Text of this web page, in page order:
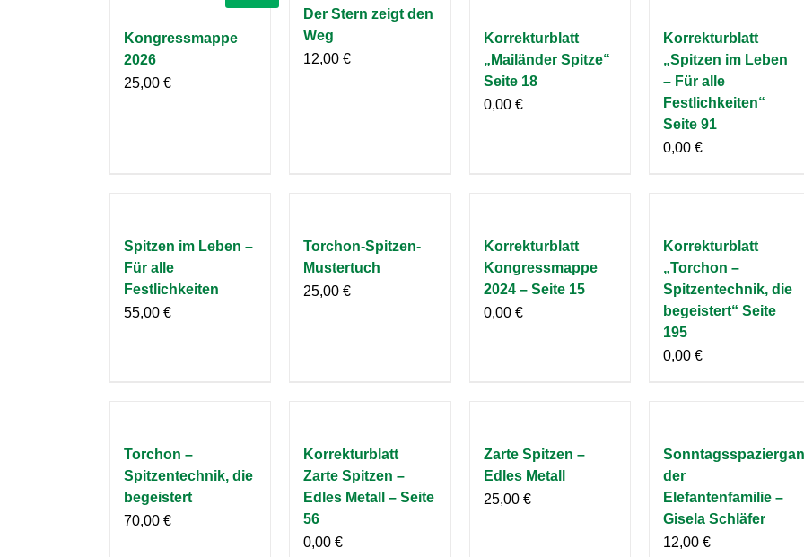
Kongressmappe
2026
25,00 €
Der Stern zeigt den
Weg
12,00€
Korrekturblatt
„Mailänder Spitze“
Seite 18
0,00 €
Korrekturblatt
„Spitzen im Leben
– Für alle
Festlichkeiten“
Seite 91
0,00 €
Spitzen im Leben –
Für alle
Festlichkeiten
55,00 €
Torchon-Spitzen-
Mustertuch
25,00€
Korrekturblatt
Kongressmappe
2024 – Seite 15
0,00 €
Korrekturblatt
„Torchon –
Spitzentechnik, die
begeistert“ Seite
195
0,00 €
Torchon –
Spitzentechnik, die
begeistert
70,00 €
Korrekturblatt
Zarte Spitzen –
Edles Metall – Seite
56
0,00€
Zarte Spitzen –
Edles Metall
25,00 €
der
Elefantenfamilie –
Gisela Schläfer
12,00 €